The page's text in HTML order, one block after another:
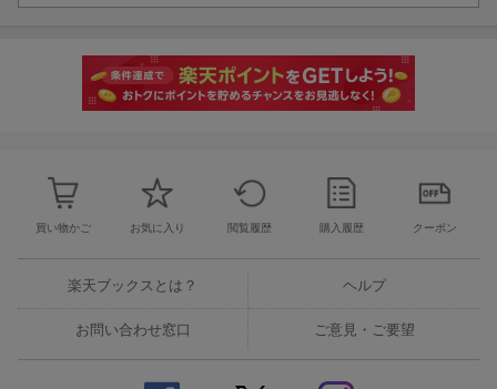
買い物かご お気に入り 閲覧履歴 購入履歴 クーポン
楽天ブックスとは？ ヘルプ
お問い合わせ窓口 ご意見・ご要望